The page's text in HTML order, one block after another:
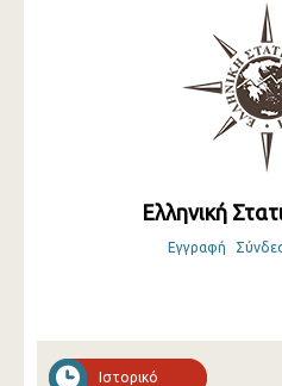
Ελληνική
Εγγραφή
Ιστορικό